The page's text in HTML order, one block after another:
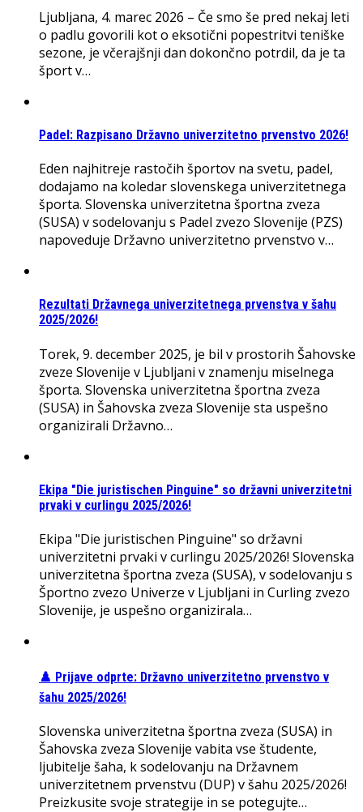
Ljubljana, 4. marec 2026 – Če smo še pred nekaj leti
o padlu govorili kot o eksotični popestritvi teniške
sezone, je včerajšnji dan dokončno potrdil, da je ta
šport v…
Padel: Razpisano Državno univerzitetno prvenstvo 2026!
Eden najhitreje rastočih športov na svetu, padel,
dodajamo na koledar slovenskega univerzitetnega
športa. Slovenska univerzitetna športna zveza
(SUSA) v sodelovanju s Padel zvezo Slovenije (PZS)
napoveduje Državno univerzitetno prvenstvo v…
Rezultati Državnega univerzitetnega prvenstva v šahu
2025/2026!
Torek, 9. december 2025, je bil v prostorih Šahovske
zveze Slovenije v Ljubljani v znamenju miselnega
športa. Slovenska univerzitetna športna zveza
(SUSA) in Šahovska zveza Slovenije sta uspešno
organizirali Državno…
Ekipa "Die juristischen Pinguine" so državni univerzitetni
prvaki v curlingu 2025/2026!
Ekipa "Die juristischen Pinguine" so državni
univerzitetni prvaki v curlingu 2025/2026! Slovenska
univerzitetna športna zveza (SUSA), v sodelovanju s
Športno zvezo Univerze v Ljubljani in Curling zvezo
Slovenije, je uspešno organizirala…
♟️ Prijave odprte: Državno univerzitetno prvenstvo v
šahu 2025/2026!
Slovenska univerzitetna športna zveza (SUSA) in
Šahovska zveza Slovenije vabita vse študente,
ljubitelje šaha, k sodelovanju na Državnem
univerzitetnem prvenstvu (DUP) v šahu 2025/2026!
Preizkusite svoje strategije in se potegujte…